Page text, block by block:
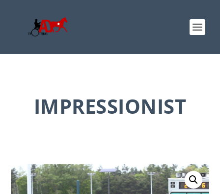
IMPRESSIONIST